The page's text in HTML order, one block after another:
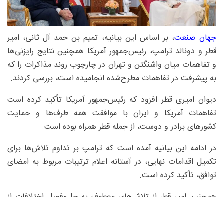
جهان صنعت، بر اساس این بیانیه، تمیم بن حمد آل ثانی، امیر
قطر و دونالد ترامپ، رئیس‌جمهور آمریکا همچنین نتایج رایزنی‌ها
و تفاهمات میان واشنگتن و تهران در چارچوب روند مذاکرات را که
به پیشرفت در تفاهمات مطرح‌شده انجامیده است، بررسی کردند.
دیوان امیری قطر افزود که رئیس‌جمهور آمریکا تأکید کرده است
تفاهمات آمریکا و ایران با موافقت همه طرف‌ها و حمایت
کشورهای برادر و دوست، از جمله قطر همراه بوده است.
در ادامه این بیانیه آمده است که ترامپ بر تداوم تلاش‌ها برای
تکمیل اقدامات نهایی، در آستانه اعلام ترتیبات مربوط به امضای
توافق، تأکید کرده است.